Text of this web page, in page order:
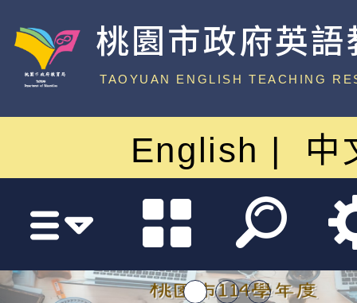
桃園市政府英
中心
TAOYUAN ENGLISH TEACHING
English 中